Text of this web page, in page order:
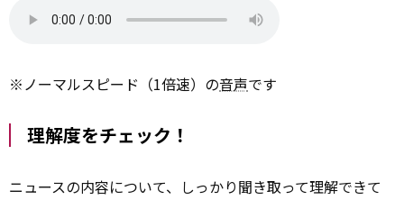
※ノーマルスピード（1倍速）の音声です
理解度をチェック！
ニュースの内容について、しっかり聞き取って理解できて